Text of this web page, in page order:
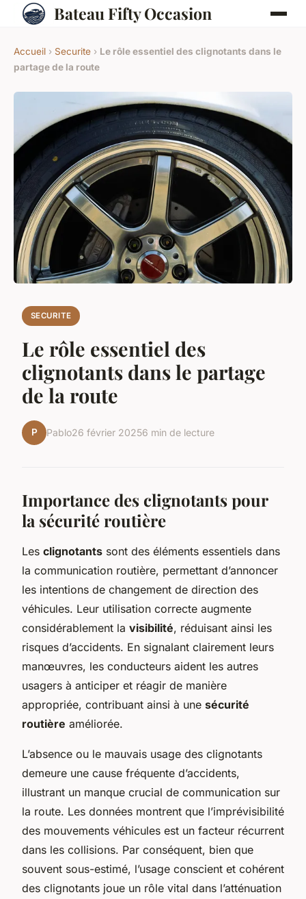
Bateau Fifty Occasion
Accueil › Securite › Le rôle essentiel des clignotants dans le
partage de la route
SECURITE
Le rôle essentiel des
clignotants dans le partage
de la route
P Pablo26 février 20256 min de lecture
Importance des clignotants pour
la sécurité routière
Les clignotants sont des éléments essentiels dans
la communication routière, permettant d’annoncer
les intentions de changement de direction des
véhicules. Leur utilisation correcte augmente
considérablement la visibilité, réduisant ainsi les
risques d’accidents. En signalant clairement leurs
manœuvres, les conducteurs aident les autres
usagers à anticiper et réagir de manière
appropriée, contribuant ainsi à une sécurité
routière améliorée.
L’absence ou le mauvais usage des clignotants
demeure une cause fréquente d’accidents,
illustrant un manque crucial de communication sur
la route. Les données montrent que l’imprévisibilité
des mouvements véhicules est un facteur récurrent
dans les collisions. Par conséquent, bien que
souvent sous-estimé, l’usage conscient et cohérent
des clignotants joue un rôle vital dans l’atténuation